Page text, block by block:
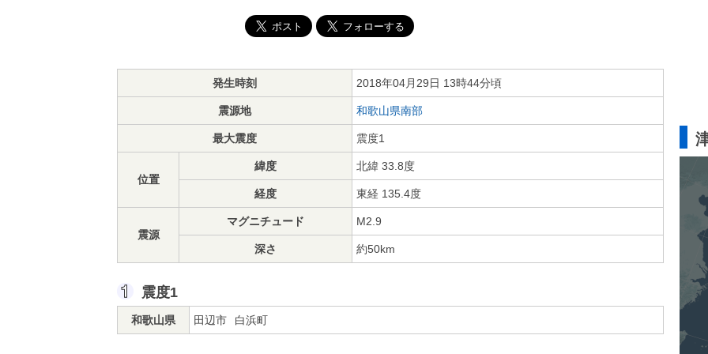
発生時刻 2018年04月29日 13時44分頃
震源地 和歌山県南部
最大震度 震度1
位置
緯度 北緯 33.8度
経度 東経 135.4度
震源
マグニチュード M2.9
深さ 約50km
震度1
和歌山県 田辺市 白浜町